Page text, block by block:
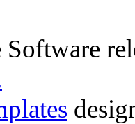
Software